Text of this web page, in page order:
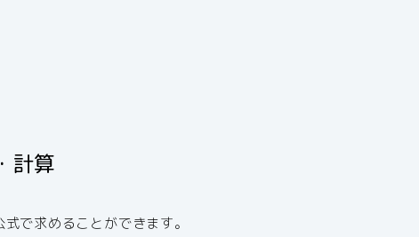
計算
で求めることができます。